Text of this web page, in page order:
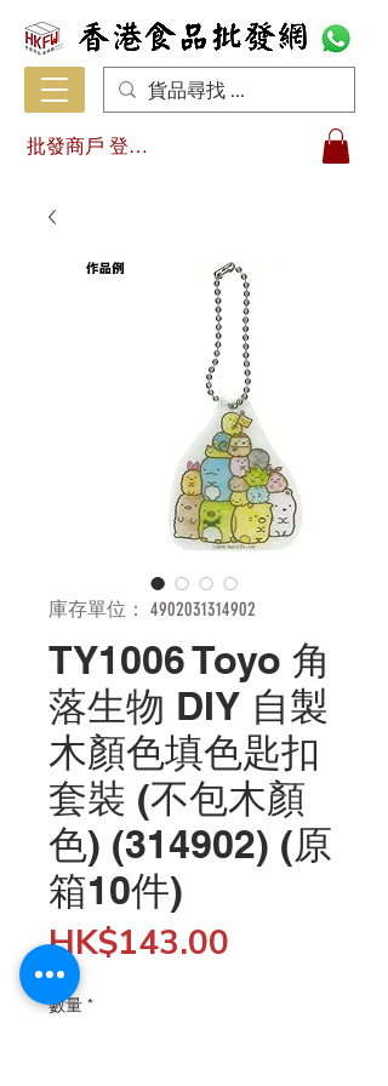
批發商戶 登入/註冊
庫存單位： 4902031314902
TY1006 Toyo 角
落生物 DIY 自製
木顏色填色匙扣
套裝 (不包木顏
色) (314902) (原
箱10件)
HK$143.00
數量 *